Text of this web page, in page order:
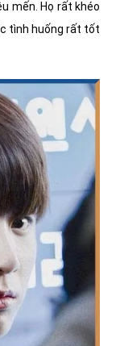
mến. Họ rất khéo
tình huống rất tốt